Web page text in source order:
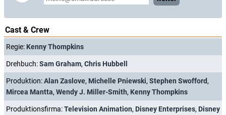
Cast & Crew
Regie: Kenny Thompkins
Drehbuch:Sam Graham, Chris Hubbell
Produktion:Alan Zaslove, Michelle Pniewski, Stephen Swofford ,
Mircea Mantta, Wendy J. Miller-Smith, Kenny Thompkins
Produktionsfirma:Television Animation, Disney Enterprises, Disney